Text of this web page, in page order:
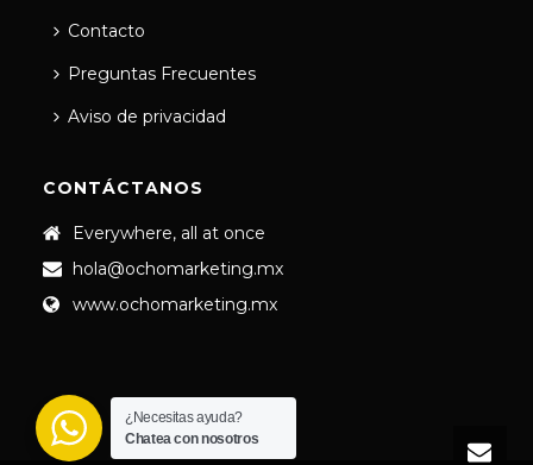
Contacto
Preguntas Frecuentes
Aviso de privacidad
CONTÁCTANOS
Everywhere, all at once
hola@ochomarketing.mx
www.ochomarketing.mx
¿Necesitas ayuda?
Chatea con nosotros